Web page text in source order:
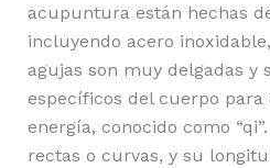
acupuntura están hechas
incluyendo acero
agujas son muy delgadas y
específicos del cuerpo
energía, conocido como
rectas o curvas, y su